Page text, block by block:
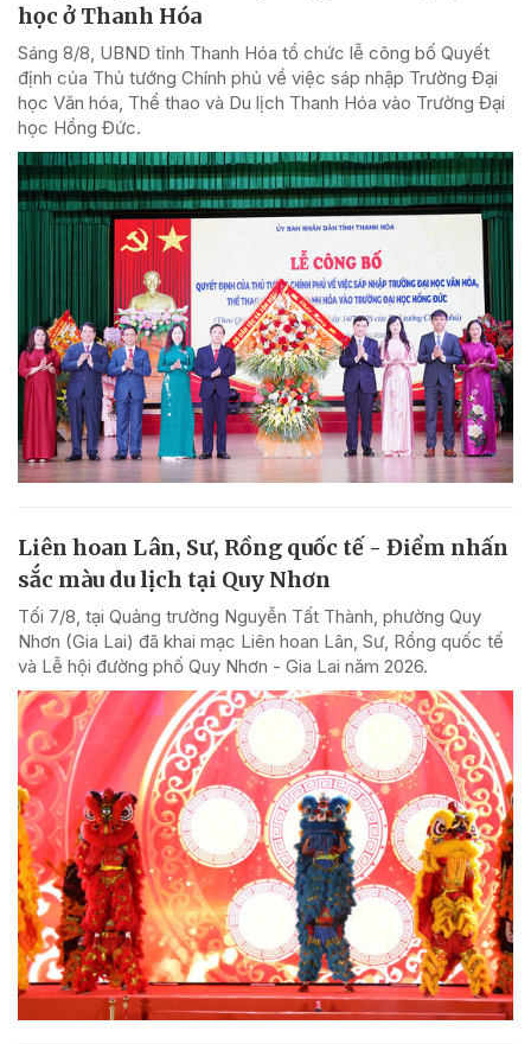
học ở Thanh Hóa
Sáng 8/8, UBND tỉnh Thanh Hóa tổ chức lễ công bố Quyết
định của Thủ tướng Chính phủ về việc sáp nhập Trường Đại
học Văn hóa, Thể thao và Du lịch Thanh Hóa vào Trường Đại
học Hồng Đức.
Liên hoan Lân, Sư, Rồng quốc tế - Điểm nhấn
sắc màu du lịch tại Quy Nhơn
Tối 7/8, tại Quảng trường Nguyễn Tất Thành, phường Quy
Nhơn (Gia Lai) đã khai mạc Liên hoan Lân, Sư, Rồng quốc tế
và Lễ hội đường phố Quy Nhơn - Gia Lai năm 2026.